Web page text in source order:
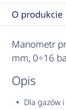
O produkcie
Manometr
mm, 0÷16
opis
Dla gazów